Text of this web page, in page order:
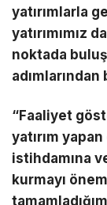
yatırımlarla
yatırımımız
noktada
adımlarından
“Faaliyet
yatırım
istihdamına
kurmayı